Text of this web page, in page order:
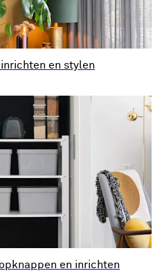
en stylen
en inrichten